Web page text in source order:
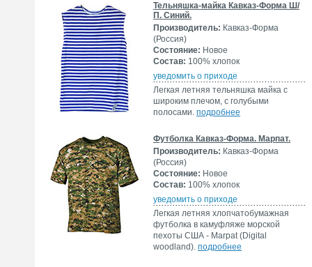
Тельняшка-майка Кавказ-Форма Ш/
П. Синий.
Производитель: Кавказ-Форма
(Россия)
Состояние: Новое
Состав: 100% хлопок
уведомить о приходе
Легкая летняя тельняшка майка с
широким плечом, с голубыми
полосами. подробнее
Футболка Кавказ-Форма. Марпат.
Производитель: Кавказ-Форма
(Россия)
Состояние: Новое
Состав: 100% хлопок
уведомить о приходе
Легкая летняя хлопчатобумажная
футболка в камуфляже морской
пехоты США - Marpat (Digital
woodland). подробнее